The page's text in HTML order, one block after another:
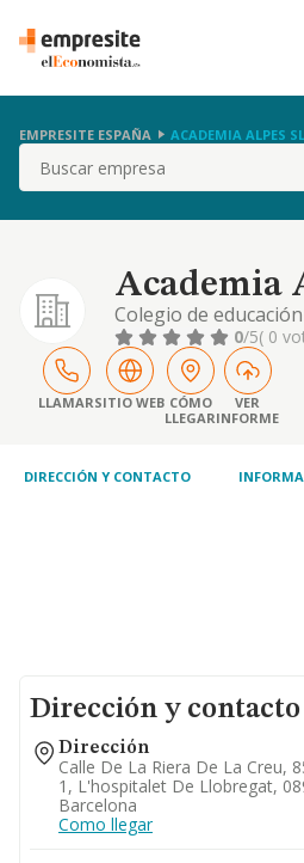
EMPRESITE ESPAÑA ACADEMIA ALPES SL
Buscar
Academia
Colegio de
secundaria.
0/5( 0
LLAMARSITIO WEB CÓMO
LLEGAR
VER
INFORME
DIRECCIÓN Y CONTACTO
Dirección y contacto
Dirección
Calle De La Riera De La Creu,
1, L'hospitalet De Llobregat,
Barcelona
Como llegar